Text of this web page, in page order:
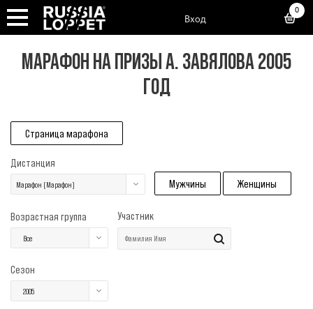
Вход
0
МАРАФОН НА ПРИЗЫ А. ЗАВЯЛОВА 2005
ГОД
Страница марафона
Дистанция
Марафон (Марафон) Мужчины Женщины
Возрастная группа
Все
Участник
Сезон
2005